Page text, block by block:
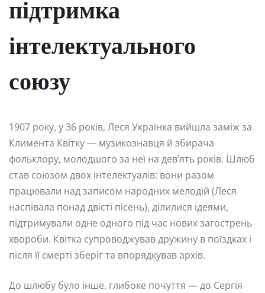
підтримка
інтелектуального
союзу
1907 року, у 36 років, Леся Українка вийшла заміж за
Климента Квітку — музикознавця й збирача
фольклору, молодшого за неї на дев’ять років. Шлюб
став союзом двох інтелектуалів: вони разом
працювали над записом народних мелодій (Леся
наспівала понад двісті пісень), ділилися ідеями,
підтримували одне одного під час нових загострень
хвороби. Квітка супроводжував дружину в поїздках і
після її смерті зберіг та впорядкував архів.
До шлюбу було інше, глибоке почуття — до Сергія